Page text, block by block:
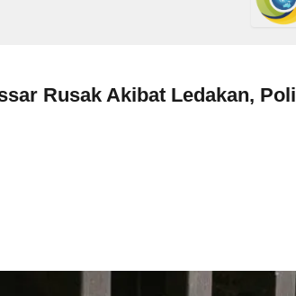
Rusak Akibat Ledakan,